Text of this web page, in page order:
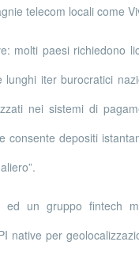
telecom locali come
molti paesi richiedono
iter burocratici
nei sistemi di
consente depositi
un gruppo fintech
native per